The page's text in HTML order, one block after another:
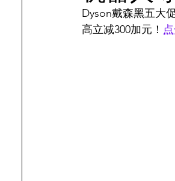
Dyson戴森黑五大
高立减300加元！